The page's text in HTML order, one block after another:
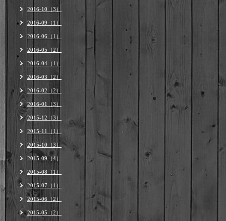
2016-10（3）
2016-09（1）
2016-06（1）
2016-05（2）
2016-04（1）
2016-03（2）
2016-02（2）
2016-01（3）
2015-12（3）
2015-11（1）
2015-10（3）
2015-09（4）
2015-08（1）
2015-07（1）
2015-06（2）
2015-05（2）